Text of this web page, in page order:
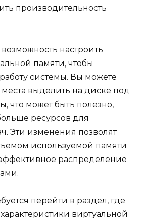
производительность
возможность настроить
памяти, чтобы
системы. Вы можете
места выделить на диске под
что может быть полезно,
ресурсов для
Эти изменения позволят
используемой памяти
распределение
перейти в раздел, где
виртуальной